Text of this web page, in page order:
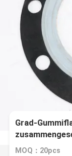
Grad-
besonders an
MOQ：20pcs